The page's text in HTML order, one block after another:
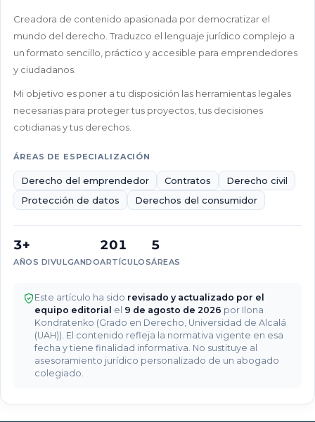
abogado
un
despido?
¿Cuándo
obligatorio
o
contratar
un
laboralista?
debo
si
me
han
despedido?
Creadora de contenido apasionada por democratizar el
mundo del derecho. Traduzco el lenguaje jurídico complejo a
un formato sencillo, práctico y accesible para emprendedores
y ciudadanos.
Mi objetivo es poner a tu disposición las herramientas legales
necesarias para proteger tus proyectos, tus decisiones
cotidianas y tus derechos.
ÁREAS DE ESPECIALIZACIÓN
Derecho del emprendedor Contratos
Derecho civil
Protección de datos
Derechos del consumidor
3+
AÑOS DIVULGANDO
201
ARTÍCULOS
5
ÁREAS
Este artículo ha sido revisado y actualizado por el
equipo editorial el 9 de agosto de 2026 por Ilona
Kondratenko (Grado en Derecho, Universidad de Alcalá
(UAH)). El contenido refleja la normativa vigente en esa
fecha y tiene finalidad informativa. No sustituye al
asesoramiento jurídico personalizado de un abogado
colegiado.